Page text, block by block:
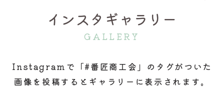
インスタギャラリー
GALLERY
Instagramで「#番匠商工会」のタグがついた
画像を投稿するとギャラリーに表示されます。